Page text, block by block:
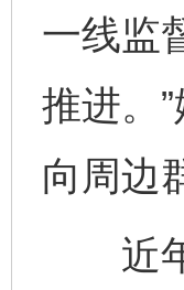
一线监
推进。
向周边
近年